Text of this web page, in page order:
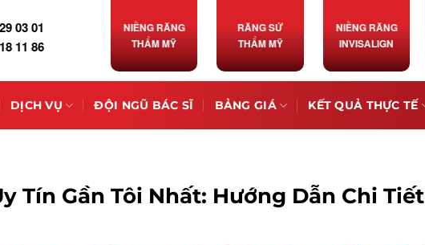
03 01
11 86
NIỀNG RĂNG
THẨM MỸ
RĂNG SỨ
THẨM MỸ
NIỀNG RĂNG
INVISALIGN
DỊCH VỤ ĐỘI NGŨ BÁC SĨ BẢNG GIÁ KẾT QUẢ THỰC TẾ
Tín Gần Tôi Nhất: Hướng Dẫn Chi Tiết